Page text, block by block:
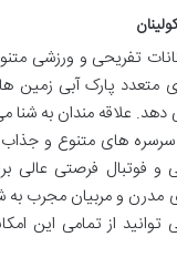
امکانات تفریحی و
پارک آبی زمین
علاقه مندان به شنا
های متنوع و
فوتبال فرصتی عالی
مدرن و مربیان مجرب
توانید از تمامی این